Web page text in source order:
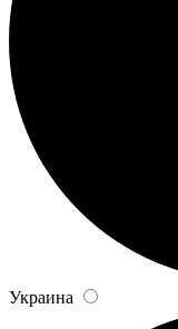
Украина